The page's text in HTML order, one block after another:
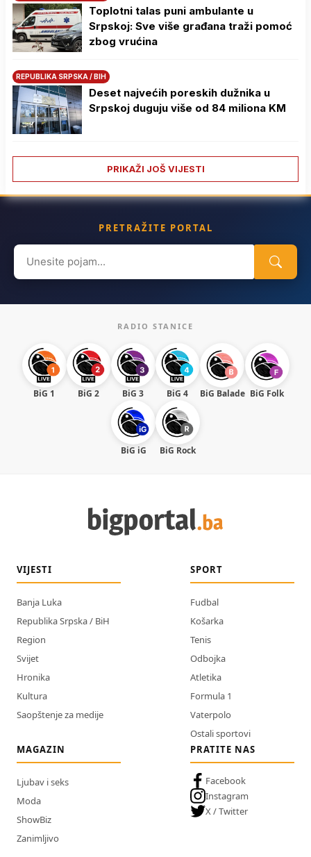
Toplotni talas puni ambulante u
Srpskoj: Sve više građana traži pomoć
zbog vrućina
REPUBLIKA SRPSKA / BIH
Deset najvećih poreskih dužnika u
Srpskoj duguju više od 84 miliona KM
PRIKAŽI JOŠ VIJESTI
PRETRAŽITE PORTAL
Search
for:
RADIO STANICE
BiG 1 BiG 2 BiG 3 BiG 4 BiG Balade BiG Folk
BiG iG BiG Rock
VIJESTI
Banja Luka
Republika Srpska / BiH
Region
Svijet
Hronika
Kultura
Saopštenje za medije
SPORT
Fudbal
Košarka
Tenis
Odbojka
Atletika
Formula 1
Vaterpolo
Ostali sportovi
MAGAZIN
Ljubav i seks
Moda
ShowBiz
Zanimljivo
PRATITE NAS
Facebook
Instagram
X / Twitter